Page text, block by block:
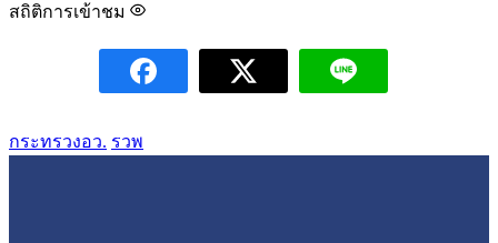
สถิติการเข้าชม
กระทรวงอว. รวพ